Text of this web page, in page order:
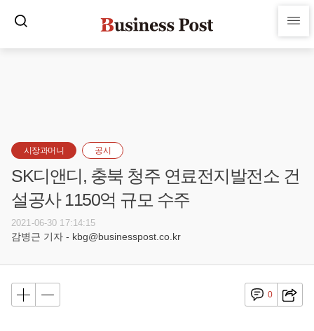
시장과머니 공시
SK디앤디, 충북 청주 연료전지발전소 건
설공사 1150억 규모 수주
2021-06-30 17:14:15
감병근 기자 - kbg@businesspost.co.kr
0